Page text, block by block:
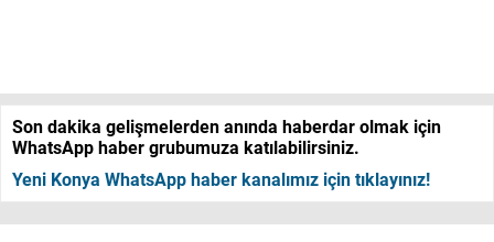
Son dakika gelişmelerden anında haberdar olmak için
WhatsApp haber grubumuza katılabilirsiniz.
Yeni Konya WhatsApp haber kanalımız için tıklayınız!